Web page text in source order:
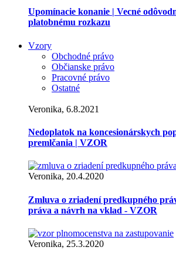
Upomínacie konanie | Vecné
platobnému rozkazu
Vzory
Obchodné právo
Občianske právo
Pracovné právo
Ostatné
Veronika, 6.8.2021
Nedoplatok na koncesionárskych
premlčania | VZOR
Veronika, 20.4.2020
Zmluva o zriadení predkupného
práva a návrh na vklad - VZOR
Veronika, 25.3.2020